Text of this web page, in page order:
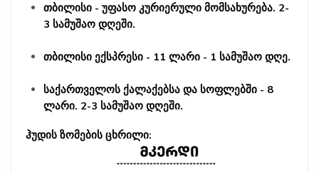
თბილისი - უფასო კურიერული მომსახურება. 2-
3 სამუშაო დღეში.
თბილისი ექსპრესი - 11 ლარი - 1 სამუშაო დღე.
საქართველოს ქალაქებსა და სოფლებში - 8
ლარი. 2-3 სამუშაო დღეში.
ჰუდის ზომების ცხრილი: